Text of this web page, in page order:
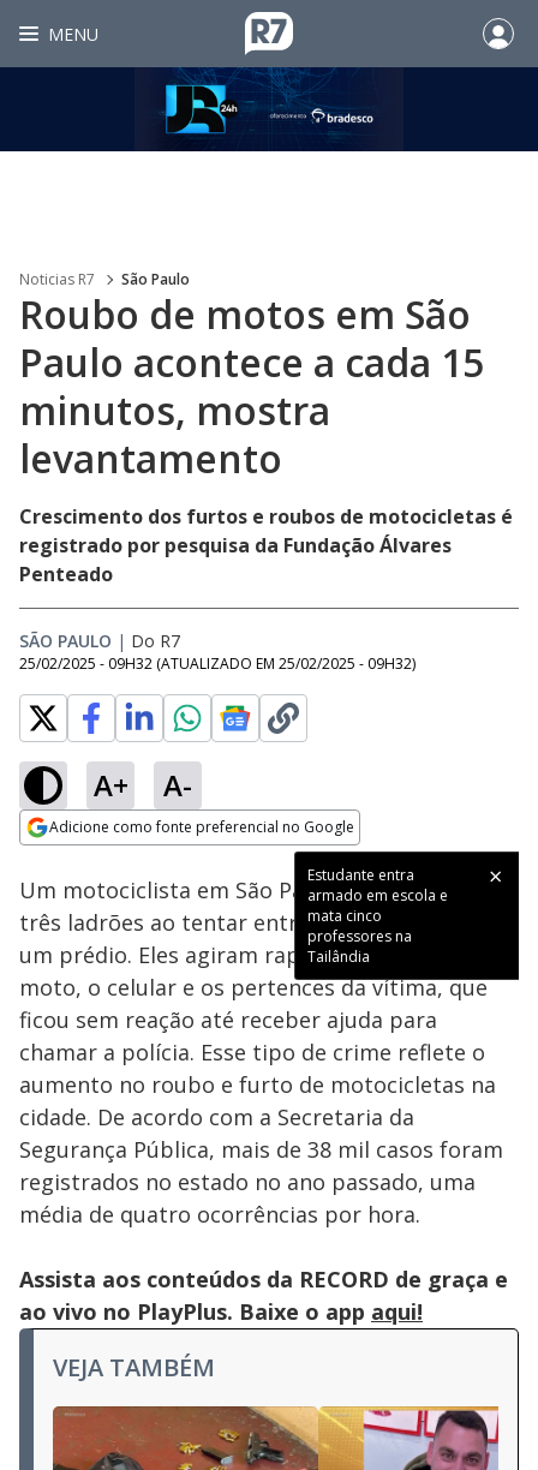
MENU
Noticias R7 São Paulo
Roubo de motos em São
Paulo acontece a cada 15
minutos, mostra
levantamento
Crescimento dos furtos e roubos de motocicletas é
registrado por pesquisa da Fundação Álvares
Penteado
SÃO PAULO | Do R7
25/02/2025 - 09H32 (ATUALIZADO EM 25/02/2025 - 09H32)
A+ A-
Adicione como fonte preferencial no Google
Estudante entra
armado em escola e
mata cinco
professores na
Tailândia
Ativar
90.94%
Um motociclista em São Paulo foi cercado por
três ladrões ao tentar entrar na garagem de
um prédio. Eles agiram rapidamente, levando a
moto, o celular e os pertences da vítima, que
ficou sem reação até receber ajuda para
chamar a polícia. Esse tipo de crime reflete o
aumento no roubo e furto de motocicletas na
cidade. De acordo com a Secretaria da
Segurança Pública, mais de 38 mil casos foram
registrados no estado no ano passado, uma
média de quatro ocorrências por hora.
Assista aos conteúdos da RECORD de graça e
ao vivo no PlayPlus. Baixe o app aqui!
VEJA TAMBÉM